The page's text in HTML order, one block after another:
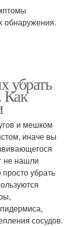
обнаружения.
убрать
Как
и мешком
иначе вы
не нашли
убрать
сосудов.